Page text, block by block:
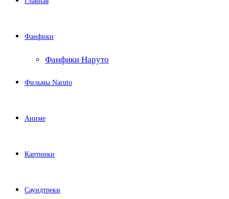
Фанфики
Фанфики Наруто
Фильмы Naruto
Аниме
Картинки
Саундтреки